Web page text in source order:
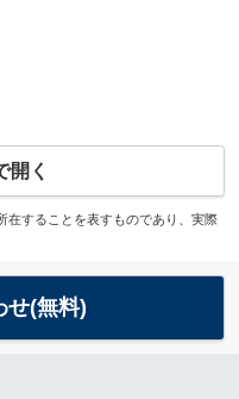
開く
することを表すものであり、実際
せ(無料)